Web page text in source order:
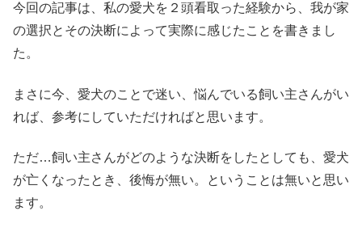
今回の記事は、私の愛犬を２頭看取った経験から、我が家
の選択とその決断によって実際に感じたことを書きまし
た。
まさに今、愛犬のことで迷い、悩んでいる飼い主さんがい
れば、参考にしていただければと思います。
ただ…飼い主さんがどのような決断をしたとしても、愛犬
が亡くなったとき、後悔が無い。ということは無いと思い
ます。